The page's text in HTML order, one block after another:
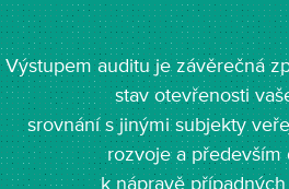
Výstupem auditu je závěrečná
stav otevřenosti
srovnání s jinými subjekty
rozvoje a především
k nápravě